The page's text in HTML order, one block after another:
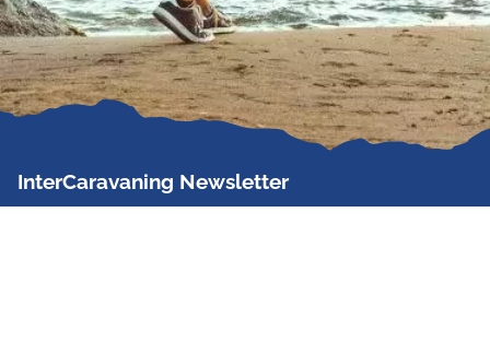
InterCaravaning Newsletter